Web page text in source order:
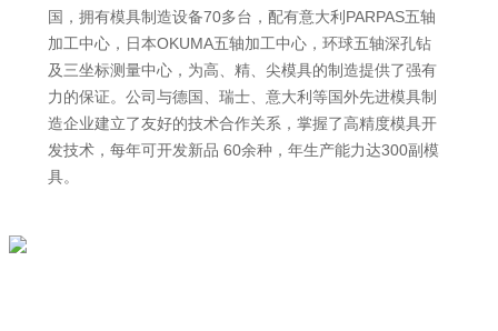
国，拥有模具制造设备70多台，配有意大利PARPAS五轴
加工中心，日本OKUMA五轴加工中心，环球五轴深孔钻
及三坐标测量中心，为高、精、尖模具的制造提供了强有
力的保证。公司与德国、瑞士、意大利等国外先进模具制
造企业建立了友好的技术合作关系，掌握了高精度模具开
发技术，每年可开发新品 60余种，年生产能力达300副模
具。